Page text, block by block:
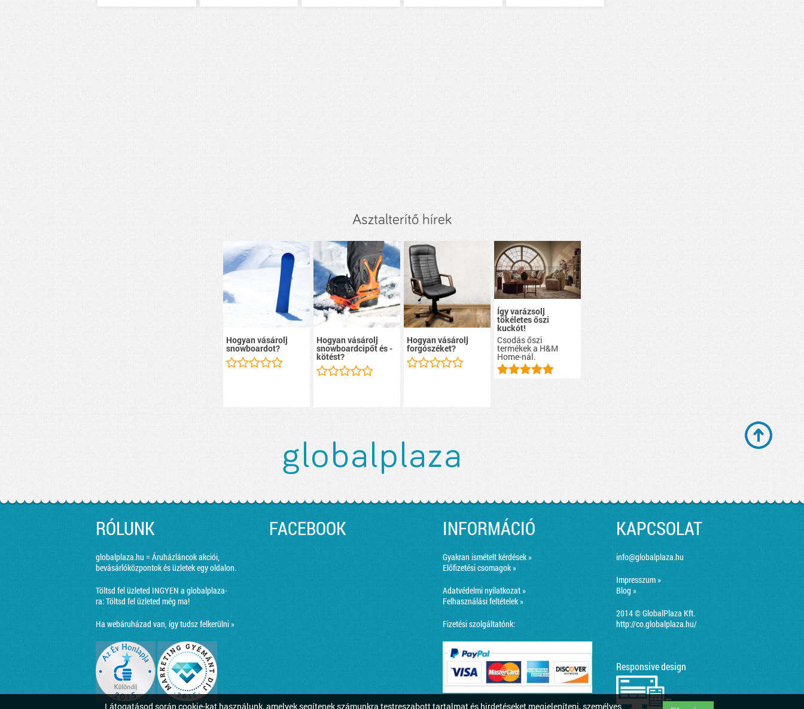
Látogatásod során cookie-kat használunk, amelyek segítenek számunkra testreszabott tartalmat és hirdetéseket megjeleníteni, személyes
Asztalterítő hírek
Hogyan vásárolj
snowboardot?
Hogyan vásárolj
snowboardcipőt és -
kötést?
Hogyan vásárolj
forgószéket?
Így varázsolj
tökéletes őszi
kuckót!
Csodás őszi
termékek a H&M
Home-nál.
RÓLUNK
globalplaza.hu = Áruházláncok akciói,
bevásárlóközpontok és üzletek egy oldalon.
Töltsd fel üzleted INGYEN a globalplaza-
ra:Töltsd fel üzleted még ma!
Ha webáruházad van, így tudsz felkerülni »
FACEBOOK INFORMÁCIÓ
Gyakran ismételt kérdések »
Előfizetési csomagok »
Adatvédelmi nyilatkozat »
Felhasználási feltételek »
Fizetési szolgáltatónk:
KAPCSOLAT
info@globalplaza.hu
Impresszum »
Blog »
2014 © GlobalPlaza Kft.
http://co.globalplaza.hu/
Responsive design